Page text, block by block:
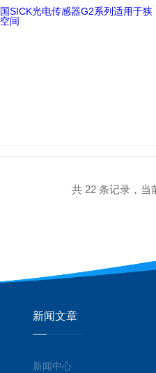
共 22 条记录，
新闻文章
新闻中心